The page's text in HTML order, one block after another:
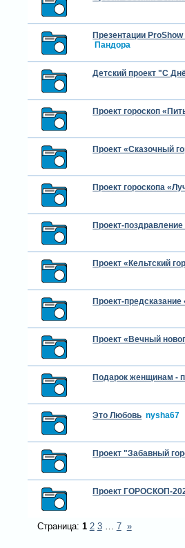
Презентации
Пандора
Детский проект "С
Проект гороскоп
Проект «Сказочный
Проект гороскопа
Проект-
Проект «Кельтский
Проект-предсказание
Проект «Вечный
Подарок женщинам -
Это Любовь nysha67
Проект "Забавный
Проект ГОРОСКОП-
Страница: 1 2 3 … 7 »